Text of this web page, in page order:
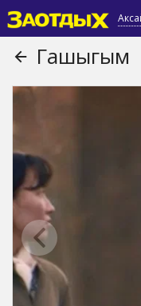
Гашыгым